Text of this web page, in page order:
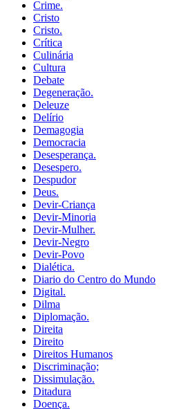
Crime.
Cristo
Cristo.
Crítica
Culinária
Cultura
Debate
Degeneração.
Deleuze
Delírio
Demagogia
Democracia
Desesperança.
Desespero.
Despudor
Deus.
Devir-Criança
Devir-Minoria
Devir-Mulher.
Devir-Negro
Devir-Povo
Dialética.
Diario do Centro do Mundo
Digital.
Dilma
Diplomação.
Direita
Direito
Direitos Humanos
Discriminação;
Dissimulação.
Ditadura
Doença.